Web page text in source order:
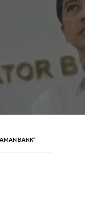
BANK”